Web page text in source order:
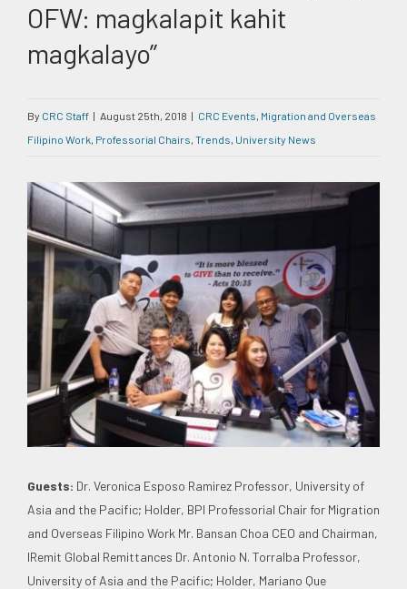
OFW: magkalapit kahit
magkalayo”
By CRC Staff | August 25th, 2018 | CRC Events, Migration and Overseas
Filipino Work, Professorial Chairs, Trends, University News
Guests: Dr. Veronica Esposo Ramirez Professor, University of
Asia and the Pacific; Holder, BPI Professorial Chair for Migration
and Overseas Filipino Work Mr. Bansan Choa CEO and Chairman,
IRemit Global Remittances Dr. Antonio N. Torralba Professor,
University of Asia and the Pacific; Holder, Mariano Que